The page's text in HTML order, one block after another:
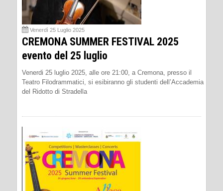
Venerdì 25 Luglio 2025
CREMONA SUMMER FESTIVAL 2025
evento del 25 luglio
Venerdi 25 luglio 2025, alle ore 21:00, a Cremona, presso il
Teatro Filodrammatici, si esibiranno gli studenti dell’Accademia
del Ridotto di Stradella